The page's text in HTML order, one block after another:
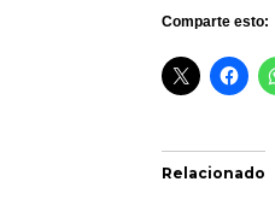
Comparte esto:
Relacionado